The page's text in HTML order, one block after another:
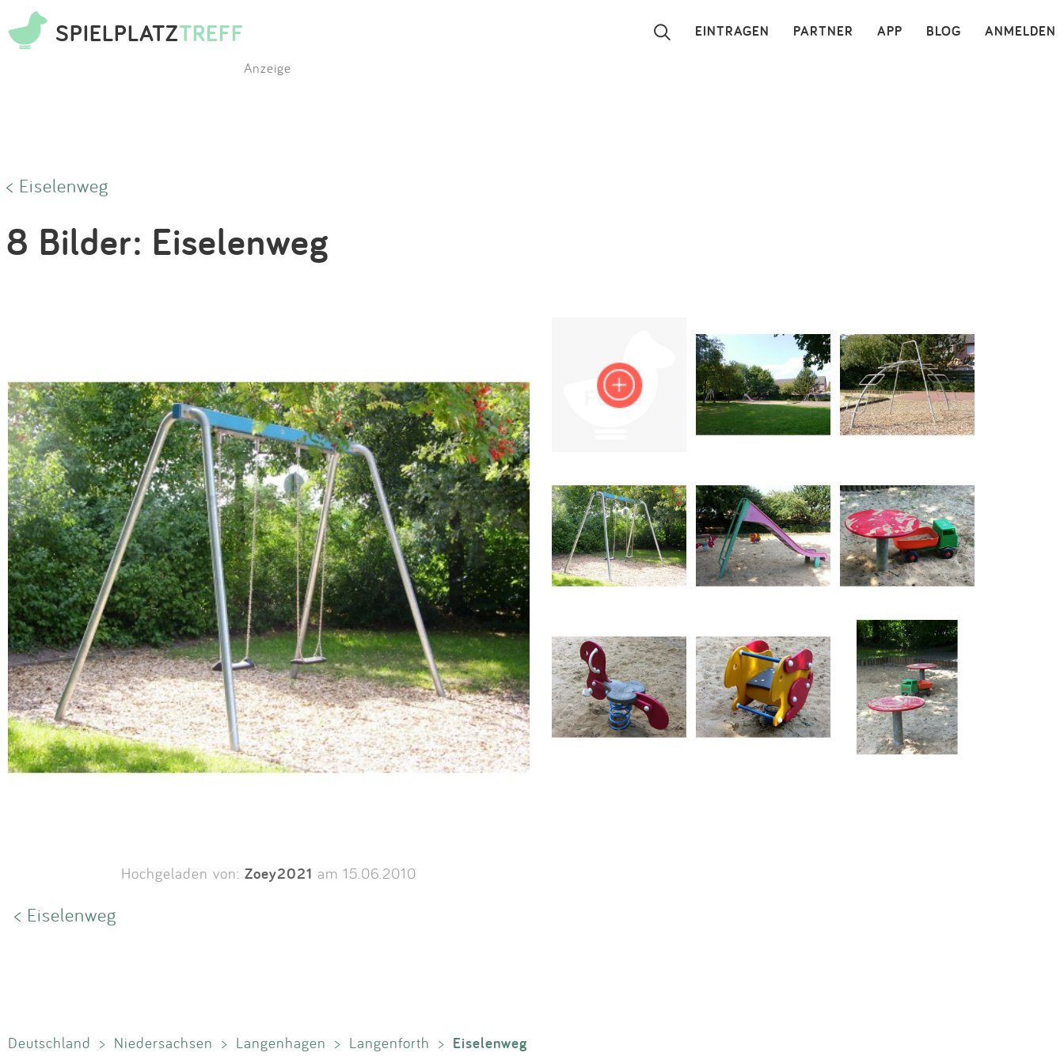
SPIELPLATZTREFF ANMELDEN
BLOG
APP
PARTNER
EINTRAGEN ×
Anmelden
Anzeige
< Eiselenweg
8 Bilder: Eiselenweg
Hochgeladen von: Zoey2021 am 15.06.2010
< Eiselenweg
Deutschland > Niedersachsen > Langenhagen > Langenforth > Eiselenweg